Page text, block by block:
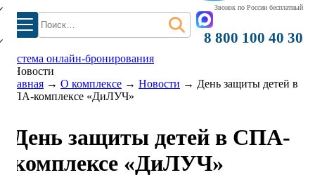
Найти:
Звонок по России бесплатный
8 800 100 40 30
система онлайн-бронирования
Новости
Главная → О комплексе → Новости → День защиты детей в
СПА-комплексе «ДиЛУЧ»
День защиты детей в СПА-
комплексе «ДиЛУЧ»